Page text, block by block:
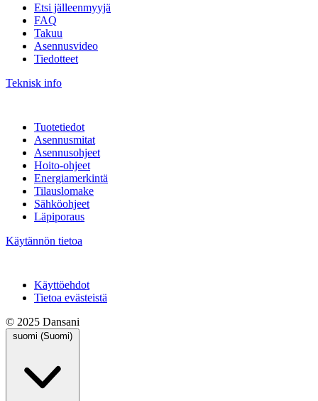
Etsi jälleenmyyjä
FAQ
Takuu
Asennusvideo
Tiedotteet
Teknisk info
Tuotetiedot
Asennusmitat
Asennusohjeet
Hoito-ohjeet
Energiamerkintä
Tilauslomake
Sähköohjeet
Läpiporaus
Käytännön tietoa
Käyttöehdot
Tietoa evästeistä
© 2025 Dansani
suomi (Suomi)